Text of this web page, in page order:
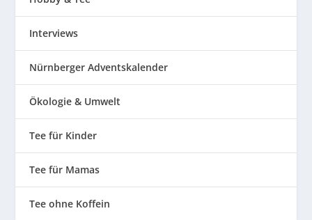
Interviews
Nürnberger Adventskalender
Ökologie & Umwelt
Tee für Kinder
Tee für Mamas
Tee ohne Koffein